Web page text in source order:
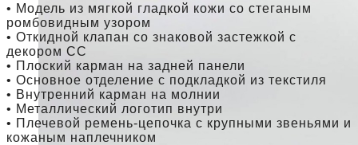
• Модель из мягкой гладкой кожи со стеганым
ромбовидным узором
• Откидной клапан со знаковой застежкой с
декором CC
• Плоский карман на задней панели
• Основное отделение с подкладкой из текстиля
• Внутренний карман на молнии
• Металлический логотип внутри
• Плечевой ремень-цепочка с крупными звеньями и
кожаным наплечником